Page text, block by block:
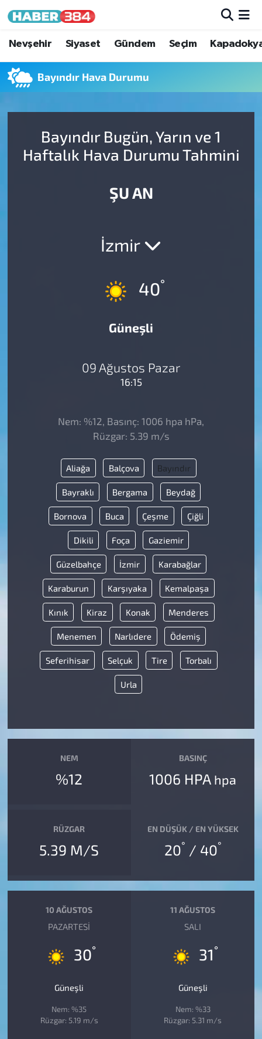
Nevşehir Siyaset Gündem Seçim
Bayındır Hava Durumu
Bayındır Bugün, Yarın ve 1
Haftalık Hava Durumu Tahmini
ŞU AN
İzmir
40°
Güneşli
09 Ağustos Pazar
16:15
Nem: %12, Basınç: 1006 hpa hPa,
Rüzgar: 5.39 m/s
Aliağa Balçova Bayındır
Bayraklı Bergama Beydağ
Bornova Buca Çeşme Çiğli
Dikili Foça Gaziemir
Güzelbahçe İzmir Karabağlar
Karaburun Karşıyaka Kemalpaşa
Kınık Kiraz Konak Menderes
Menemen Narlıdere Ödemiş
Seferihisar Selçuk Tire Torbalı
Urla
NEM
%12
BASINÇ
1006 HPA hpa
RÜZGAR
5.39 M/S
EN DÜŞÜK / EN YÜKSEK
20° / 40°
10 AĞUSTOS
PAZARTESI
30°
Güneşli
Nem: %35
Rüzgar: 5.19 m/s
11 AĞUSTOS
SALI
31°
Güneşli
Nem: %33
Rüzgar: 5.31 m/s
Nöbetçi Eczaneler
Hava Durumu
Süper Lig Puan Durumu ve Fikstür
Tüm Manşetler
Son Dakika Haberleri